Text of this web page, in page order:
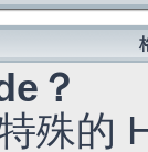
？
殊的